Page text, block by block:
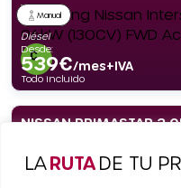
LARUTA DE TU
Manual
Diésel
Desde:
539€/mes+IVA
Todo incluido
NISSAN PRIMASTAR
Manual